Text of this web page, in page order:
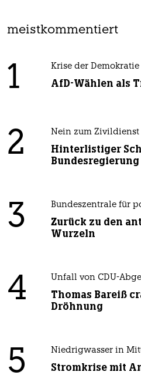
meistkommentiert
1 Krise der Demokratie
AfD-Wählen als
2 Nein zum Zivildienst
Hinterlistiger
Bundesregierung
3 Bundeszentrale für
Zurück zu den
Wurzeln
4 Unfall von CDU-
Thomas Bareiß
Dröhnung
5 Niedrigwasser in
Stromkrise mit